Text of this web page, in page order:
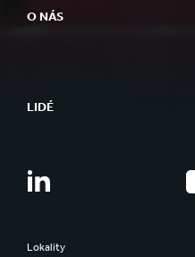
O NÁS
LIDÉ
Lokality